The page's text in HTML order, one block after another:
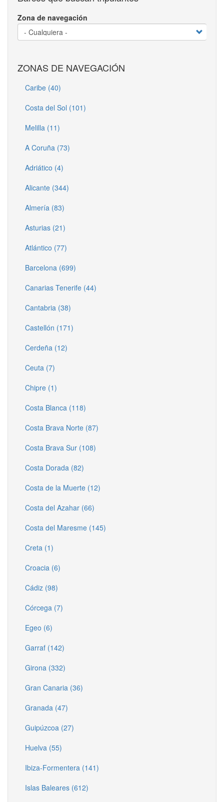
Zona de navegación
ZONAS DE NAVEGACIÓN
Caribe (40)
Costa del Sol (101)
Melilla (11)
A Coruña (73)
Adriático (4)
Alicante (344)
Almería (83)
Asturias (21)
Atlántico (77)
Barcelona (699)
Canarias Tenerife (44)
Cantabria (38)
Castellón (171)
Cerdeña (12)
Ceuta (7)
Chipre (1)
Costa Blanca (118)
Costa Brava Norte (87)
Costa Brava Sur (108)
Costa Dorada (82)
Costa de la Muerte (12)
Costa del Azahar (66)
Costa del Maresme (145)
Creta (1)
Croacia (6)
Cádiz (98)
Córcega (7)
Egeo (6)
Garraf (142)
Girona (332)
Gran Canaria (36)
Granada (47)
Guipúzcoa (27)
Huelva (55)
Ibiza-Formentera (141)
Islas Baleares (612)